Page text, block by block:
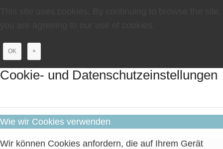
OK ×
Cookie- und Datenschutzeinstellungen
Wie wir Cookies verwenden
Wir können Cookies anfordern, die auf Ihrem Gerät